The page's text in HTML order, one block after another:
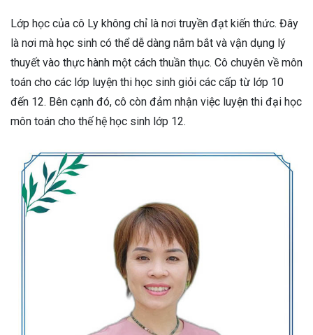
Lớp học của cô Ly không chỉ là nơi truyền đạt kiến thức. Đây
là nơi mà học sinh có thể dễ dàng nắm bắt và vận dụng lý
thuyết vào thực hành một cách thuần thục. Cô chuyên về môn
toán cho các lớp luyện thi học sinh giỏi các cấp từ lớp 10
đến 12. Bên cạnh đó, cô còn đảm nhận việc luyện thi đại học
môn toán cho thế hệ học sinh lớp 12.